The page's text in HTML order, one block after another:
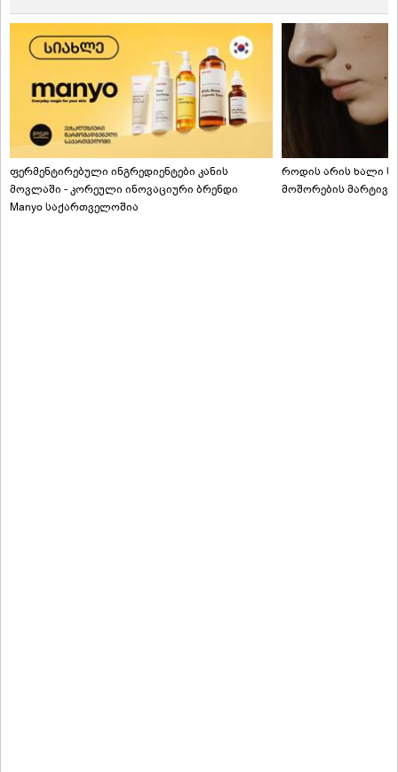
ფერმენტირებული ინგრედიენტები კანის
მოვლაში - კორეული ინოვაციური ბრენდი
Manyo საქართველოშია
როდის არის ხალი
მოშორების